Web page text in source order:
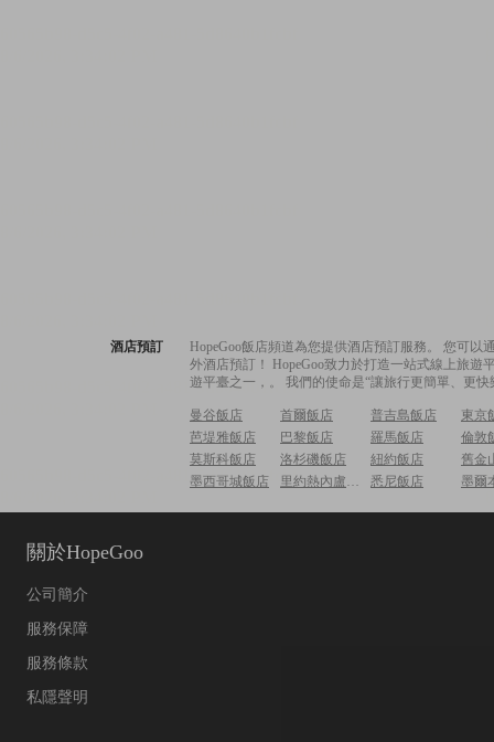
酒店預訂
HopeGoo飯店頻道為您提供酒店預訂服務。 您可
外酒店預訂！ HopeGoo致力於打造一站式線上旅
遊平臺之一，。 我們的使命是“讓旅行更簡單、更
曼谷飯店 首爾飯店 普吉島飯店
東京
芭堤雅飯店
巴黎飯店 羅馬飯店
倫敦
莫斯科飯店
洛杉磯飯店 紐約飯店
舊金
墨西哥城飯店
里約熱內盧飯店 悉尼飯店 墨爾
關於HopeGoo
公司簡介
服務保障
服務條款
私隱聲明